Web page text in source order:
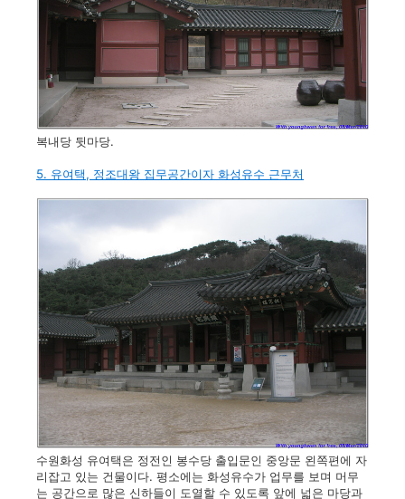
복내당 뒷마당.
5. 유여택, 정조대왕 집무공간이자 화성유수 근무처
수원화성 유여택은 정전인 봉수당 출입문인 중앙문 왼쪽편에 자
리잡고 있는 건물이다. 평소에는 화성유수가 업무를 보며 머무
는 공간으로 많은 신하들이 도열할 수 있도록 앞에 넓은 마당과